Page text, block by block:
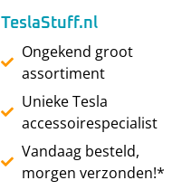
TeslaStuff.nl
Ongekend groot
assortiment
Unieke Tesla
accessoirespecialist
Vandaag besteld,
morgen verzonden!*